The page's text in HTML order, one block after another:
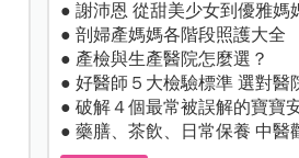
● 謝沛恩 從甜美少女到優雅媽
● 剖婦產媽媽各階段照護大全
● 產檢與生產醫院怎麼選？
● 好醫師５大檢驗標準 選對醫
● 破解４個最常被誤解的寶寶
● 藥膳、茶飲、日常保養 中醫